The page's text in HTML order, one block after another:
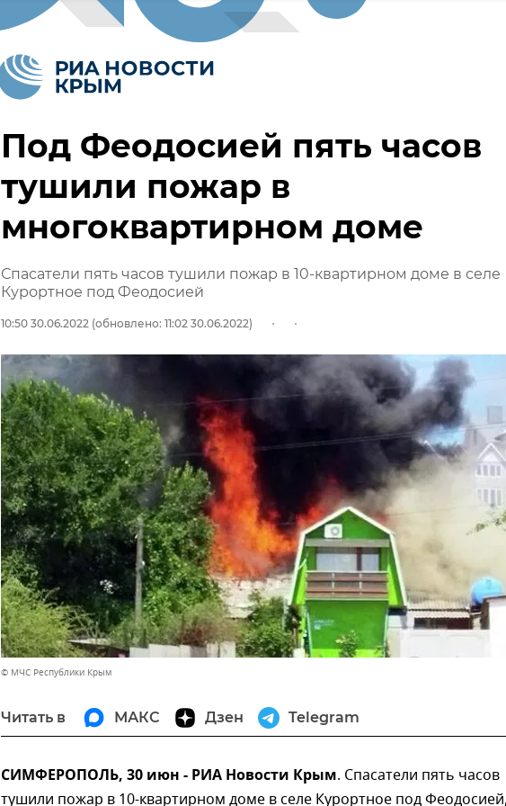
Под Феодосией пять часов
тушили пожар в
многоквартирном доме
Спасатели пять часов тушили пожар в 10-квартирном доме в селе
Курортное под Феодосией
10:50 30.06.2022 (обновлено: 11:02 30.06.2022)
© МЧС Республики Крым
Читать в МАКС Дзен Telegram
СИМФЕРОПОЛЬ, 30 июн - РИА Новости Крым. Спасатели пять часов
тушили пожар в 10-квартирном доме в селе Курортное под